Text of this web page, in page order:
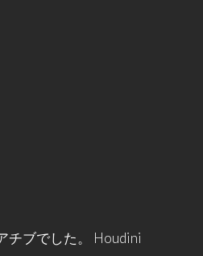
チブでした。 Houdini